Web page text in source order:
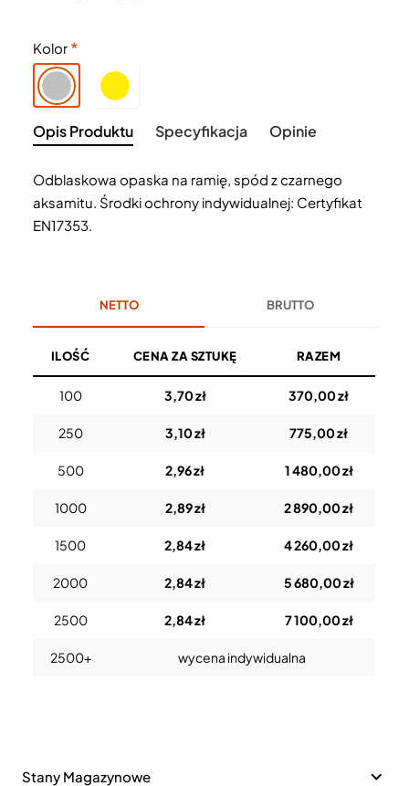
Kolor
Opis Produktu Specyfikacja Opinie
Odblaskowa opaska na ramię, spód z czarnego
aksamitu. Środki ochrony indywidualnej: Certyfikat
EN17353.
NETTO BRUTTO
ILOŚĆ CENA ZA SZTUKĘ RAZEM
100 3,70 zł 370,00 zł
250 3,10 zł 775,00 zł
500 2,96 zł 1 480,00 zł
1000 2,89 zł 2 890,00 zł
1500 2,84 zł 4 260,00 zł
2000 2,84 zł 5 680,00 zł
2500 2,84 zł 7 100,00 zł
2500+ wycena indywidualna
Stany Magazynowe